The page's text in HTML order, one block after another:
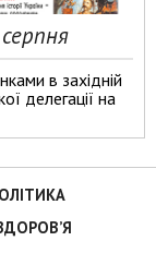
в західній
делегації на